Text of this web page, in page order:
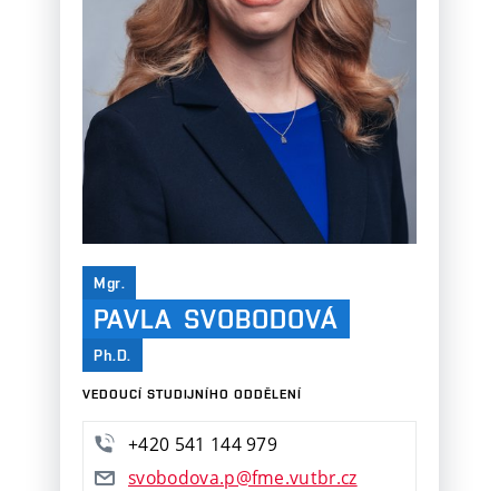
Mgr.
PAVLA SVOBODOVÁ
Ph.D.
VEDOUCÍ STUDIJNÍHO ODDĚLENÍ
+420 541 144 979
svobodova.p@fme.vutbr.cz